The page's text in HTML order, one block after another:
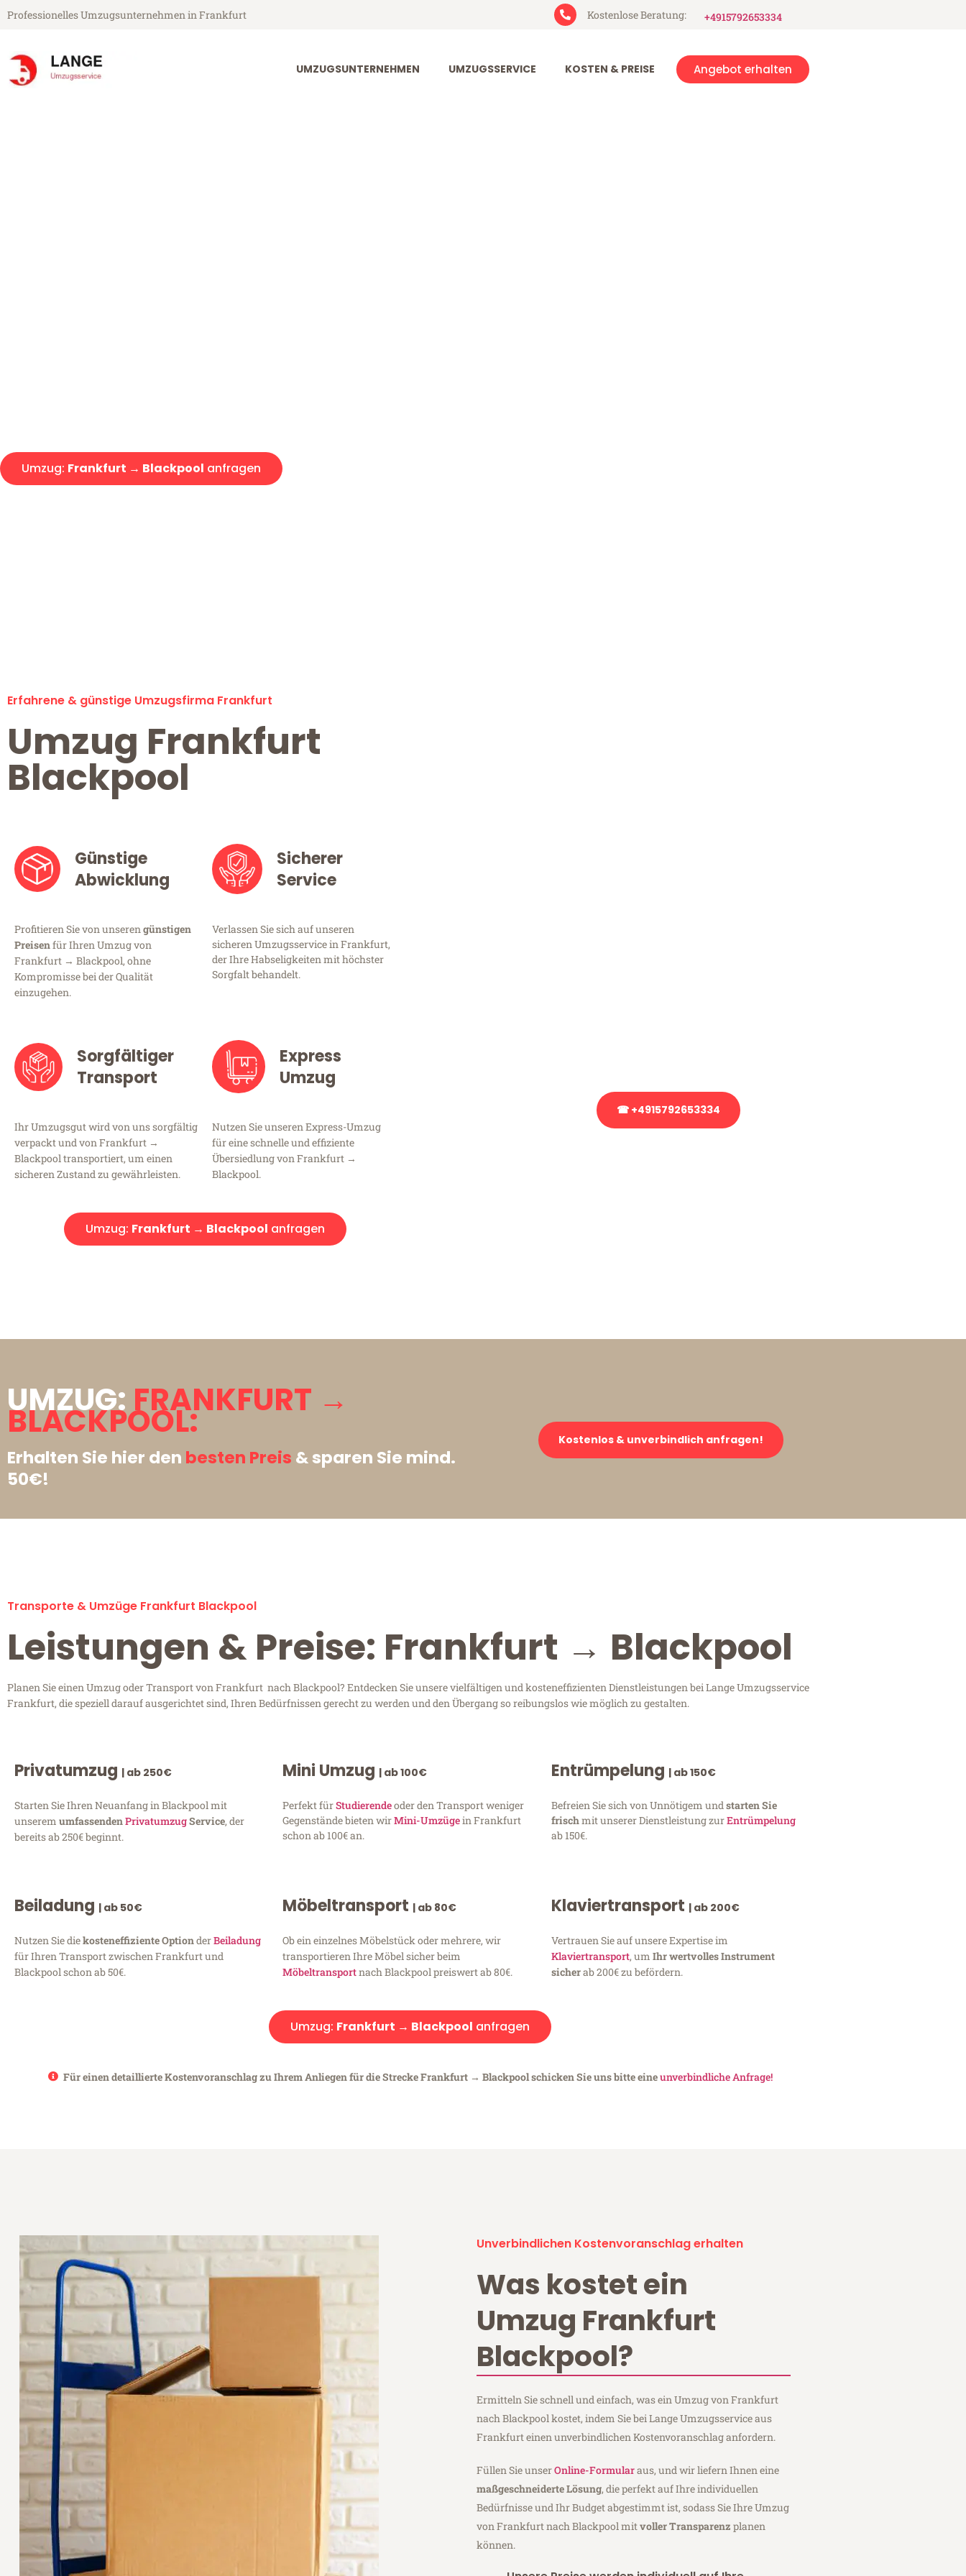
Professionelles Umzugsunternehmen in Frankfurt Kostenlose Beratung: +4915792653334
UMZUGSUNTERNEHMEN UMZUGSSERVICE KOSTEN & PREISE Angebot erhalten
Umzug: Frankfurt → Blackpool anfragen
Erfahrene & günstige Umzugsfirma Frankfurt
Umzug Frankfurt
Blackpool
Günstige
Abwicklung
Profitieren Sie von unserengünstigen
Preisenfür Ihren Umzug von
Frankfurt → Blackpool, ohne
Kompromisse bei der Qualität
einzugehen.
Sicherer
Service
Verlassen Sie sich auf unseren
sicheren Umzugsservice in Frankfurt,
der Ihre Habseligkeiten mit höchster
Sorgfalt behandelt.
Sorgfältiger
Transport
Ihr Umzugsgut wird von uns sorgfältig
verpackt und von Frankfurt →
Blackpool transportiert, um einen
sicheren Zustand zu gewährleisten.
Express
Umzug
Nutzen Sie unseren Express-Umzug
für eine schnelle und effiziente
Übersiedlung von Frankfurt →
Blackpool.
Umzug: Frankfurt → Blackpool anfragen
☎ +4915792653334
UMZUG:FRANKFURT →
BLACKPOOL:
Erhalten Sie hier den besten Preis & sparen Sie mind.
50€!
Kostenlos & unverbindlich anfragen!
Transporte & Umzüge Frankfurt Blackpool
Leistungen & Preise: Frankfurt → Blackpool
Planen Sie einen Umzug oder Transport von Frankfurt nach Blackpool? Entdecken Sie unsere vielfältigen und kosteneffizienten Dienstleistungen bei Lange Umzugsservice
Frankfurt, die speziell darauf ausgerichtet sind, Ihren Bedürfnissen gerecht zu werden und den Übergang so reibungslos wie möglich zu gestalten.
Privatumzug | ab 250€
Starten Sie Ihren Neuanfang in Blackpool mit
unserem umfassendenPrivatumzugService, der
bereits ab 250€ beginnt.
Mini Umzug | ab 100€
Perfekt fürStudierendeoder den Transport weniger
Gegenstände bieten wirMini-Umzügein Frankfurt
schon ab 100€ an.
Entrümpelung | ab 150€
Befreien Sie sich von Unnötigem undstarten Sie
frischmit unserer Dienstleistung zurEntrümpelung
ab 150€.
Beiladung | ab 50€
Nutzen Sie diekosteneffiziente OptionderBeiladung
für Ihren Transport zwischen Frankfurt und
Blackpool schon ab 50€.
Möbeltransport | ab 80€
Ob ein einzelnes Möbelstück oder mehrere, wir
transportieren Ihre Möbel sicher beim
Möbeltransportnach Blackpool preiswert ab 80€.
Klaviertransport | ab 200€
Vertrauen Sie auf unsere Expertise im
Klaviertransport, um Ihr wertvolles Instrument
sicherab 200€ zu befördern.
Umzug: Frankfurt → Blackpool anfragen
Für einen detaillierte Kostenvoranschlag zu Ihrem Anliegen für die Strecke Frankfurt → Blackpool schicken Sie uns bitte eineunverbindliche Anfrage!
Unverbindlichen Kostenvoranschlag erhalten
Was kostet ein
Umzug Frankfurt
Blackpool?
Ermitteln Sie schnell und einfach, was ein Umzug von Frankfurt
nach Blackpool kostet, indem Sie bei Lange Umzugsservice aus
Frankfurt einen unverbindlichen Kostenvoranschlag anfordern.
Füllen Sie unserOnline-Formularaus, und wir liefern Ihnen eine
maßgeschneiderte Lösung, die perfekt auf Ihre individuellen
Bedürfnisse und Ihr Budget abgestimmt ist, sodass Sie Ihre Umzug
von Frankfurt nach Blackpool mitvoller Transparenz planen
können.